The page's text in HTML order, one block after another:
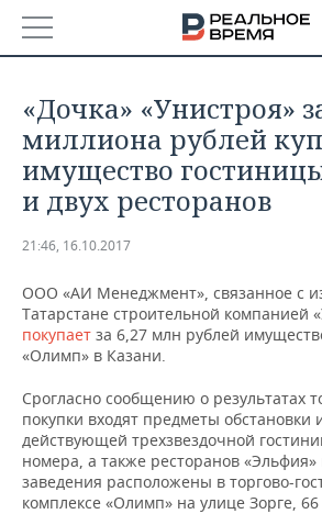
БАШКОРТОСТАН
ТАТАРСТАН
НОВОСТИ
АНАЛИТИКА
КОРОЛИ ГОСЗАКАЗА ПФО
КОМУ ПРИНАДЛЕЖАТ
ТОРГОВЫЕ ЦЕНТРЫ
ТАТАРСТАНА
ФИНАНСЫ
БЮДЖЕТ
ИНВЕСТИЦИИ
НОВОСТИ
ПРОМЫШЛЕННОСТИ
АГРОПРОМ
МАШИНОСТРОЕНИЕ
НЕФТЕХИМИЯ
НЕДВИЖИМОСТЬ
НОВОСТИ АВТО
БИЗНЕС
НОВОСТИ БИЗНЕСА
ТЕХНОЛОГИИ
«Дочка» «Унистроя»
миллиона рублей
имущество
и двух ресторанов
21:46, 16.10.2017
ООО «АИ Менеджмент», связанное с
Татарстане строительной компанией
покупает за 6,27 млн рублей
«Олимп» в Казани.
Срогласно сообщению о результатах
покупки входят предметы обстановки
действующей трехзвездочной
номера, а также ресторанов «Эльфия»
заведения расположены в торгово-
комплексе «Олимп» на улице Зорге,